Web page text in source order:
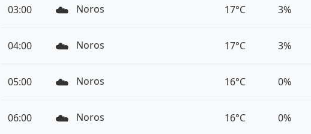
03:00 ☁️ Noros 17°C 3%
04:00 ☁️ Noros 17°C 3%
05:00 ☁️ Noros 16°C 0%
06:00 ☁️ Noros 16°C 0%